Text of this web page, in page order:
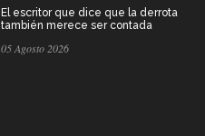
El escritor que dice que la derrota
también merece ser contada
05 Agosto 2026